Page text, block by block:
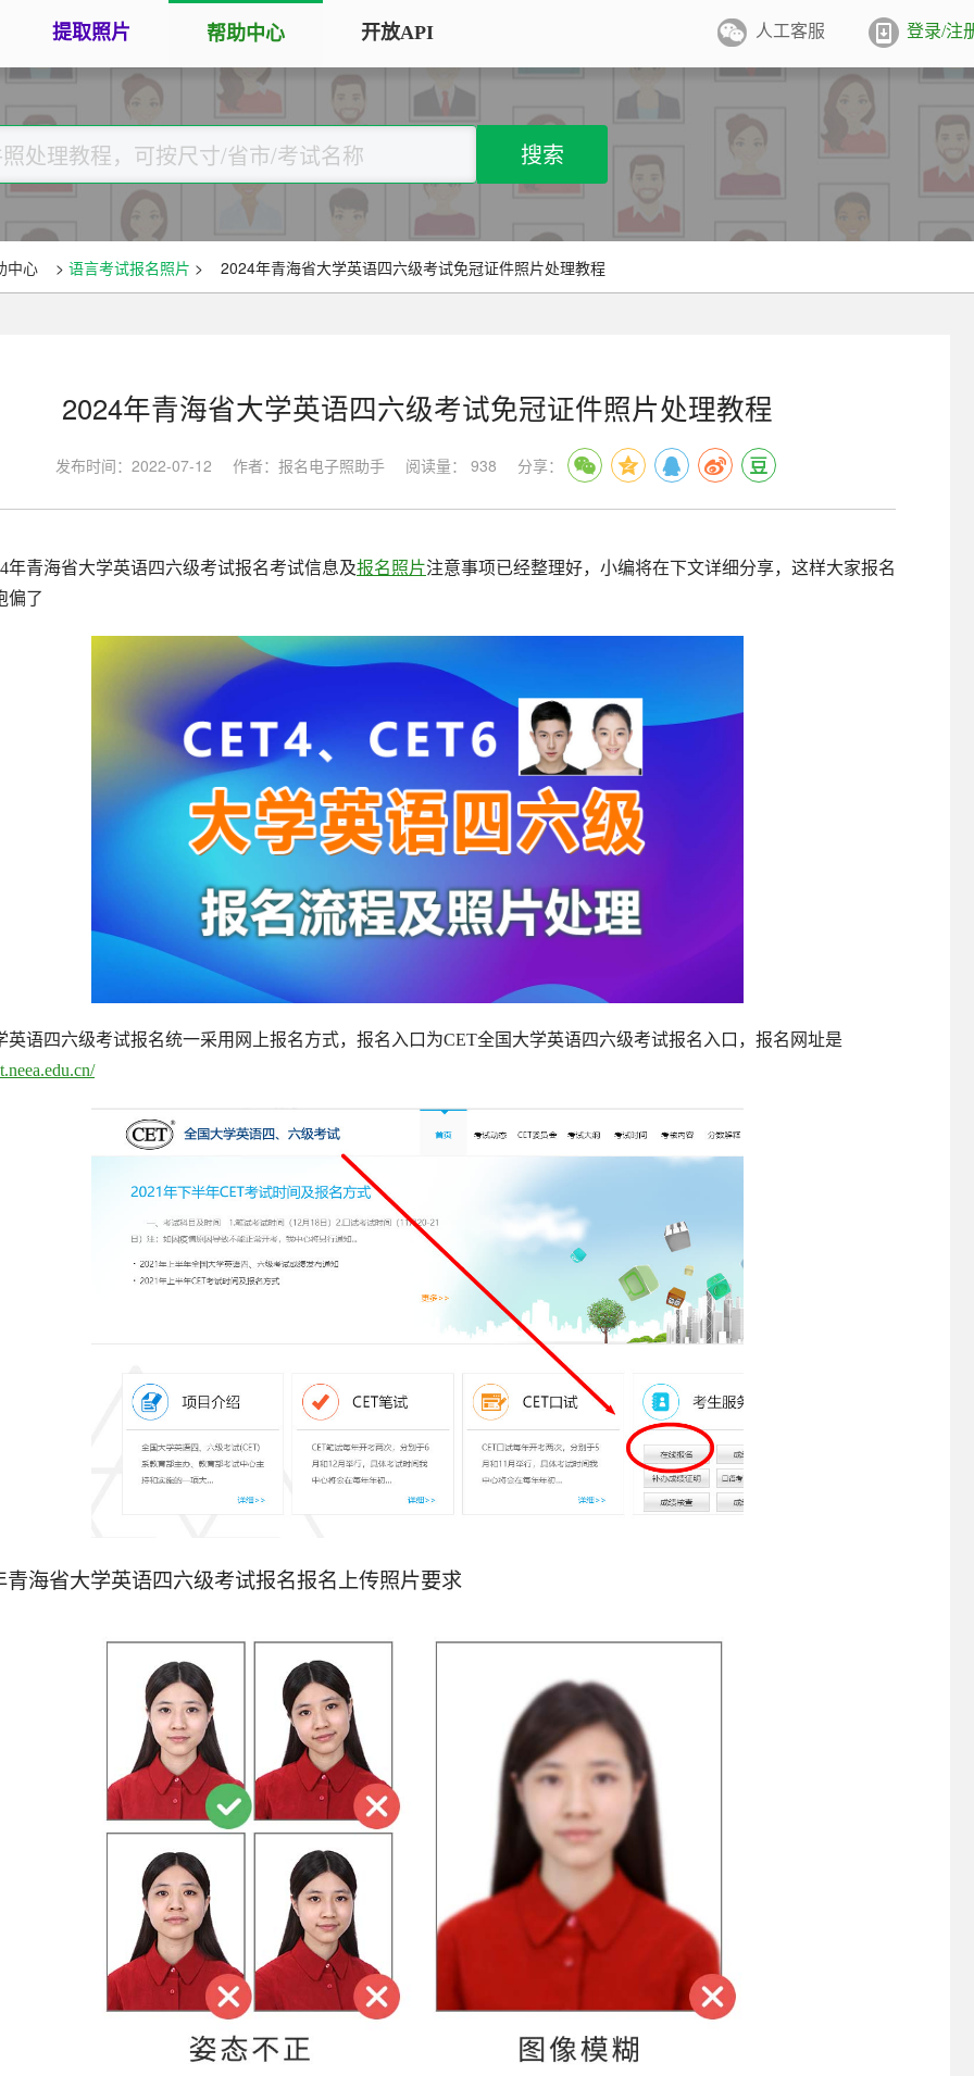
务专区
大学生毕业照采集
图像采集办理 | 相似度提升
广东省居民身份证照片回执
专属小程序 |个人版|机构版
证件照采集系统
大学生毕业图像采集系统
全国中小学生学籍照片采集系统
制卡印刷&照片采集一体化平台
手机拍照扫描仪
手机秒变随身扫描仪，拍照矫正优
化一键搞定
图片改分辨率（DPI/PPI）
改变图片大小
将彩色图片转换为黑白、灰度，模
证件照排版
将单张证件照排版至5寸/6寸相纸，
常用文档纸张尺寸
等常用文档尺寸
提取照片 帮助中心 开放API 人工客服 登录/注
搜索
中心 > 语言考试报名照片 > 2024年青海省大学英语四六级考试免冠证件照片处理教程
2024年青海省大学英语四六级考试免冠证件照片处理教程
发布时间：2022-07-12 作者：报名电子照助手 阅读量： 938 分享：
年青海省大学英语四六级考试报名考试信息及报名照片注意事项已经整理好，小编将在下文详细分享，这样大家报名
偏了
英语四六级考试报名统一采用网上报名方式，报名入口为CET全国大学英语四六级考试报名入口，报名网址是
海省大学英语四六级考试报名报名上传照片要求